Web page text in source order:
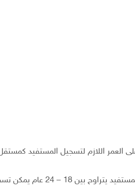
العمر اللازم لتسجيل المستفيد
وقال “حساب المواطن ” أنه